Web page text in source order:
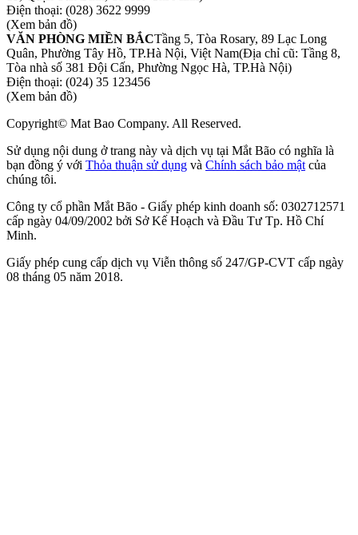
Điện thoại: (028) 3622 9999
(Xem bản đồ)
VĂN PHÒNG MIỀN BẮCTầng 5, Tòa Rosary, 89 Lạc Long
Quân, Phường Tây Hồ, TP.Hà Nội, Việt Nam(Địa chỉ cũ: Tầng 8,
Tòa nhà số 381 Đội Cấn, Phường Ngọc Hà, TP.Hà Nội)
Điện thoại: (024) 35 123456
(Xem bản đồ)
Copyright© Mat Bao Company. All Reserved.
Sử dụng nội dung ở trang này và dịch vụ tại Mắt Bão có nghĩa là
bạn đồng ý với Thỏa thuận sử dụng và Chính sách bảo mật của
chúng tôi.
Công ty cổ phần Mắt Bão - Giấy phép kinh doanh số: 0302712571
cấp ngày 04/09/2002 bởi Sở Kế Hoạch và Đầu Tư Tp. Hồ Chí
Minh.
Giấy phép cung cấp dịch vụ Viễn thông số 247/GP-CVT cấp ngày
08 tháng 05 năm 2018.